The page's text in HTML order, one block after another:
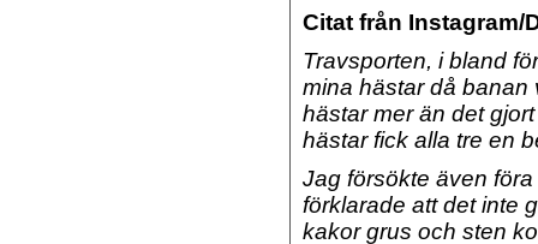
Citat från Instagram/
Travsporten, i bland
mina hästar då banan
hästar mer än det
hästar fick alla tre en
Jag försökte även
förklarade att det inte
kakor grus och sten